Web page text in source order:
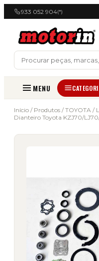
933 052 904(*)
MENU
Início / Produtos / TOYOTA /
Dianteiro Toyota KZJ70/